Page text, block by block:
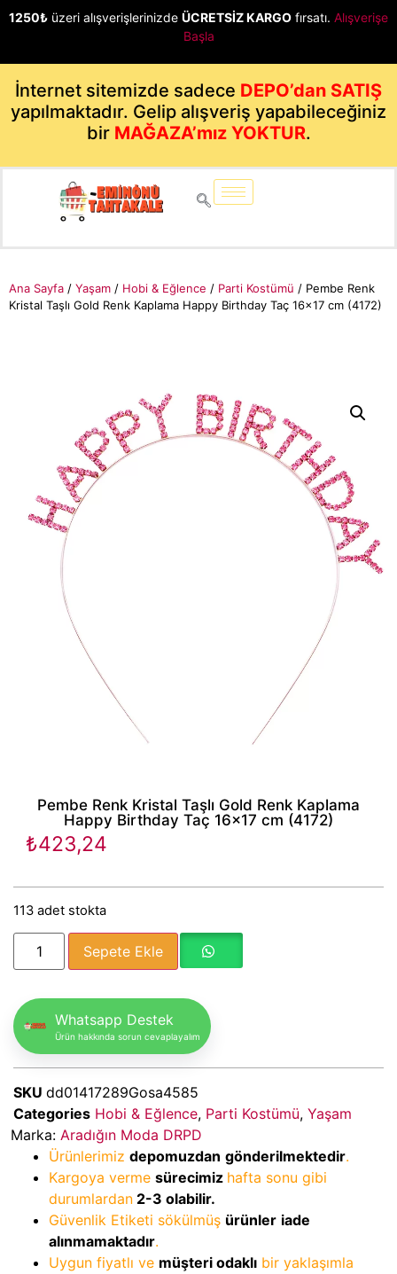
1250₺ üzeri alışverişlerinizde ÜCRETSİZ KARGO fırsatı. Alışverişe
Başla
İnternet sitemizde sadece DEPO’dan SATIŞ
yapılmaktadır. Gelip alışveriş yapabileceğiniz
bir MAĞAZA’mız YOKTUR.
Ana Sayfa / Yaşam / Hobi & Eğlence / Parti Kostümü / Pembe Renk
Kristal Taşlı Gold Renk Kaplama Happy Birthday Taç 16×17 cm (4172)
Pembe Renk Kristal Taşlı Gold Renk Kaplama
Happy Birthday Taç 16×17 cm (4172)
₺423,24
113 adet stokta
Sepete Ekle
Whatsapp Destek
Ürün hakkında sorun cevaplayalım
SKU dd01417289Gosa4585
Categories Hobi & Eğlence, Parti Kostümü, Yaşam
Marka: Aradığın Moda DRPD
Ürünlerimiz depomuzdan gönderilmektedir.
Kargoya verme sürecimiz hafta sonu gibi
durumlardan 2-3 olabilir.
Güvenlik Etiketi sökülmüş ürünler iade
alınmamaktadır.
Uygun fiyatlı ve müşteri odaklı bir yaklaşımla